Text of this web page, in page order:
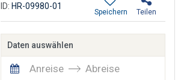
ID: HR-09980-01
Teilen
Speichern
Daten auswählen
Anreise
Abreise